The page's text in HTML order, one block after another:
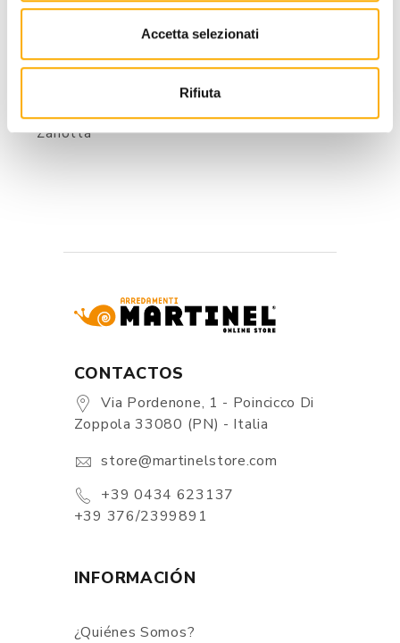
Accetta selezionati
Rifiuta
Riflessi
Zanotta
CONTACTOS
Via Pordenone, 1 - Poincicco Di
Zoppola 33080 (PN) - Italia
store@martinelstore.com
+39 0434 623137
+39 376/2399891
INFORMACIÓN
¿Quiénes Somos?